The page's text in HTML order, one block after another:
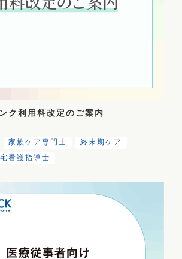
ク利用料改定のご案内
家族ケア専門士
終末期ケア
看護指導士